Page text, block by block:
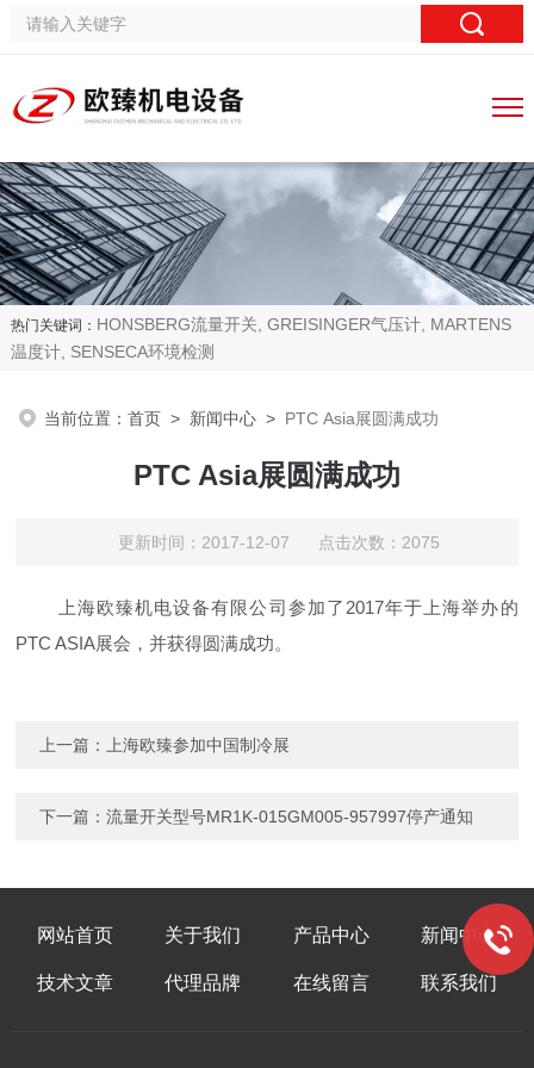
热门关键词： HONSBERG流量开关, GREISINGER气压计, MARTENS
温度计, SENSECA环境检测
当前位置：首页 > 新闻中心 > PTC Asia展圆满成功
PTC Asia展圆满成功
更新时间：2017-12-07 点击次数：2075
上海欧臻机电设备有限公司参加了2017年于上海举办的
PTC ASIA展会，并获得圆满成功。
上一篇： 上海欧臻参加中国制冷展
下一篇：流量开关型号MR1K-015GM005-957997停产通知
网站首页 关于我们 产品中心 新闻中心
技术文章 代理品牌 在线留言 联系我们